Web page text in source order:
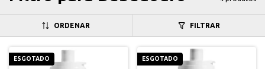
ORDENAR FILTRAR
ESGOTADO ESGOTADO